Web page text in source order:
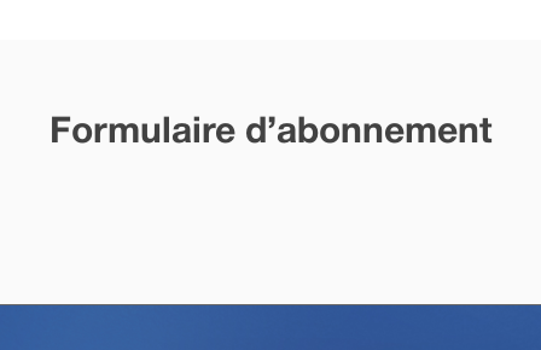
Formulaire d’abonnement